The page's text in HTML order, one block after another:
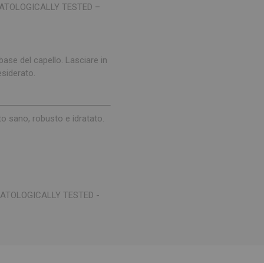
TESTED –
del capello. Lasciare in
sano, robusto e idratato.
TESTED -